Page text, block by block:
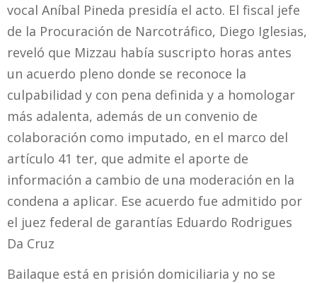
vocal Aníbal Pineda presidía el acto. El fiscal jefe
de la Procuración de Narcotráfico, Diego Iglesias,
reveló que Mizzau había suscripto horas antes
un acuerdo pleno donde se reconoce la
culpabilidad y con pena definida y a homologar
más adalenta, además de un convenio de
colaboración como imputado, en el marco del
artículo 41 ter, que admite el aporte de
información a cambio de una moderación en la
condena a aplicar. Ese acuerdo fue admitido por
el juez federal de garantías Eduardo Rodrigues
Da Cruz
Bailaque está en prisión domiciliaria y no se